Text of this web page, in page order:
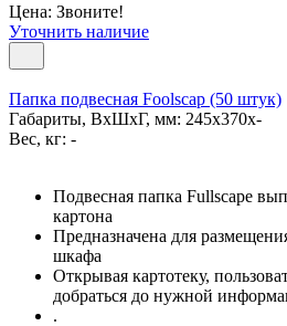
Цена: Звоните!
Уточнить наличие
Папка подвесная Foolscap (50 штук)
Габариты, ВxШxГ, мм: 245x370x-
Вес, кг: -
Подвесная папка Fullscape
картона
Предназначена для
шкафа
Открывая картотеку,
добраться до нужной
.